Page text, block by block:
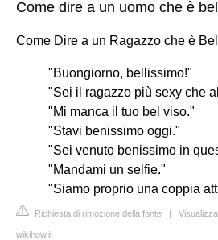
Come dire a un uomo che è
Come Dire a un Ragazzo che è
"Buongiorno, bellissimo!"
"Sei il ragazzo più sexy che
"Mi manca il tuo bel viso."
"Stavi benissimo oggi."
"Sei venuto benissimo in
"Mandami un selfie."
"Siamo proprio una coppia
Richiesta di rimozione della fonte |
wikihow.it